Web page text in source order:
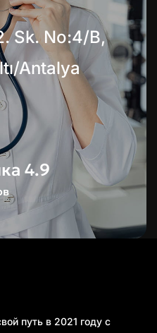
Sk. No:4/B,
Antalya
4.9
путь в 2021 году с